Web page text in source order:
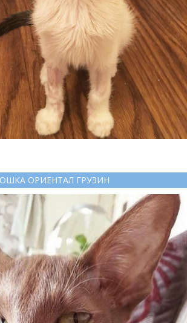
ОРИЕНТАЛ ГРУЗИН